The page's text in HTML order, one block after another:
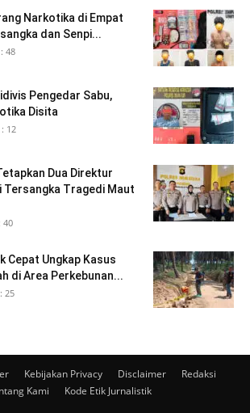
Narkotika di Empat
dan Senpi...
48
Pengedar Sabu,
Disita
12
Dua Direktur
Tersangka Tragedi Maut
40
Cepat Ungkap Kasus
di Area Perkebunan...
25
Kebijakan Privacy Disclaimer
Redaksi
Kami
Kode Etik Jurnalistik